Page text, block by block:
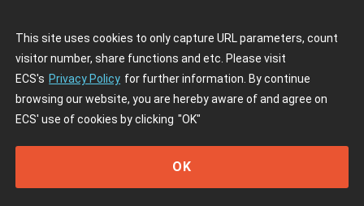
This site uses cookies to only capture URL parameters, count
visitor number, share functions and etc. Please visit
ECS's Privacy Policy for further information. By continue
browsing our website, you are hereby aware of and agree on
ECS' use of cookies by clicking "OK"
OK